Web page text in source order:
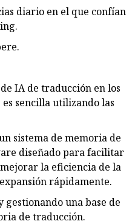
diario en el que confían
IA de traducción en los
sencilla utilizando las
sistema de memoria de
diseñado para facilitar
la eficiencia de la
rápidamente.
gestionando una base de
de traducción.